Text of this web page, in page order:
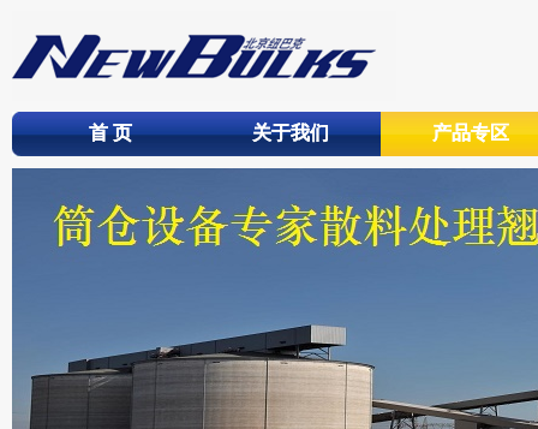
首 页 关于我们 产品专区
首 页 关于我们 产品专区